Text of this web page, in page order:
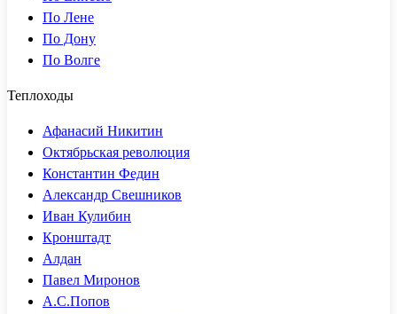
По Лене
По Дону
По Волге
Теплоходы
Афанасий Никитин
Октябрьская революция
Константин Федин
Александр Свешников
Иван Кулибин
Кронштадт
Алдан
Павел Миронов
А.С.Попов